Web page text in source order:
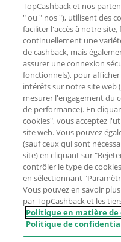
TopCashback et nos
" ou " nos "), utilisent des
faciliter l'accès à notre
continuellement une
de cashback, mais
assurer une connexion
fonctionnels), pour
intérêts sur notre site web
mesurer l'engagement du
de performance). En
cookies", vous acceptez
site web. Vous pouvez
(sauf ceux qui sont
site) en cliquant sur
contrôler le type de
en sélectionnant
Vous pouvez en savoir
par TopCashback et les
Politique en matière de
Politique de